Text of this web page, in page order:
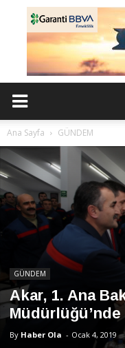
Ana Sayfa GÜNDEM
GÜNDEM
Akar, 1. Ana
Müdürlüğü’nde
By Haber Ola - Ocak 4, 2019